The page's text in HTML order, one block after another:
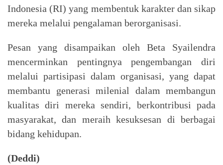
Indonesia (RI) yang membentuk karakter dan sikap
mereka melalui pengalaman berorganisasi.
Pesan yang disampaikan oleh Beta Syailendra
mencerminkan pentingnya pengembangan diri
melalui partisipasi dalam organisasi, yang dapat
membantu generasi milenial dalam membangun
kualitas diri mereka sendiri, berkontribusi pada
masyarakat, dan meraih kesuksesan di berbagai
bidang kehidupan.
(Deddi)